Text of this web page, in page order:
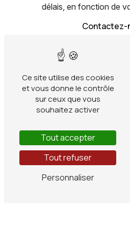
délais, en fonction de
Contactez-
Pour toute demande de
Hauterives, n'hésitez pas
Meynier au 04 74 54 26 19.
votre disposition pour
proposer un service de
besoins en matière
En savoir
plus
Ce site utilise des cookies
et vous donne le contrôle
sur ceux que vous
souhaitez activer
Tout accepter
Tout refuser
Personnaliser